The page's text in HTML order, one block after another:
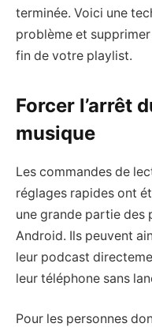
terminée. Voici une
problème et
fin de votre playlist.
Forcer l’arrêt
musique
Les commandes de
réglages rapides ont
une grande partie des
Android. Ils peuvent
leur podcast
leur téléphone sans
Pour les personnes